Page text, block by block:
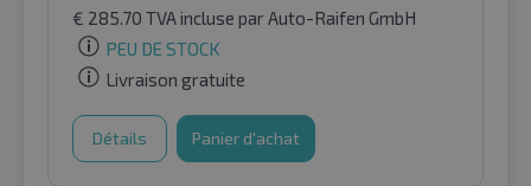
€ 285.70 TVA incluse par Auto-Raifen GmbH
PEU DE STOCK
Livraison gratuite
Détails Panier d'achat